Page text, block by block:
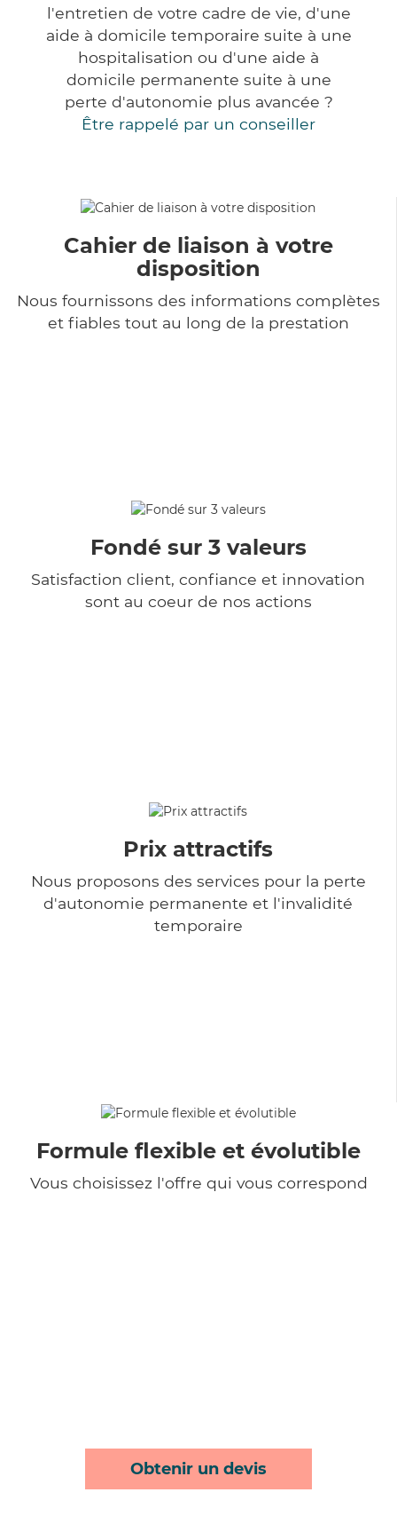
l'entretien de votre cadre de vie, d'une
aide à domicile temporaire suite à une
hospitalisation ou d'une aide à
domicile permanente suite à une
perte d'autonomie plus avancée ?
Être rappelé par un conseiller
Cahier de liaison à votre
disposition
Nous fournissons des informations complètes
et fiables tout au long de la prestation
Fondé sur 3 valeurs
Satisfaction client, confiance et innovation
sont au coeur de nos actions
Prix attractifs
Nous proposons des services pour la perte
d'autonomie permanente et l'invalidité
temporaire
Formule flexible et évolutible
Vous choisissez l'offre qui vous correspond
Obtenir un devis